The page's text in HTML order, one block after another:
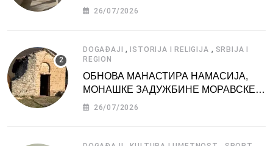
АТРАКЦИЈА
26/07/2026
DOGAĐAJI , ISTORIJA I RELIGIJA , SRBIJA I
REGION
ОБНОВА МАНАСТИРА НАМАСИЈА,
МОНАШКЕ ЗАДУЖБИНЕ МОРАВСКЕ
СРБИЈЕ
26/07/2026